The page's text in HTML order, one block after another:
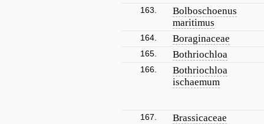
163.
Bolboschoenus
maritimus
164. Boraginaceae
165. Bothriochloa
166.
Bothriochloa
ischaemum
167. Brassicaceae